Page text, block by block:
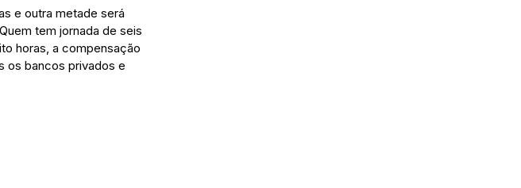
e outra metade será
tem jornada de seis
horas, a compensação
os bancos privados e